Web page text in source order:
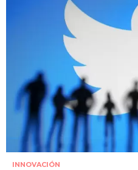
INNOVACIÓN